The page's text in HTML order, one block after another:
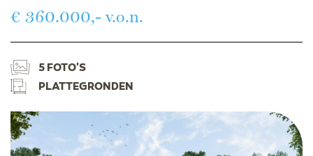
€ 360.000,- v.o.n.
5 FOTO'S
PLATTEGRONDEN